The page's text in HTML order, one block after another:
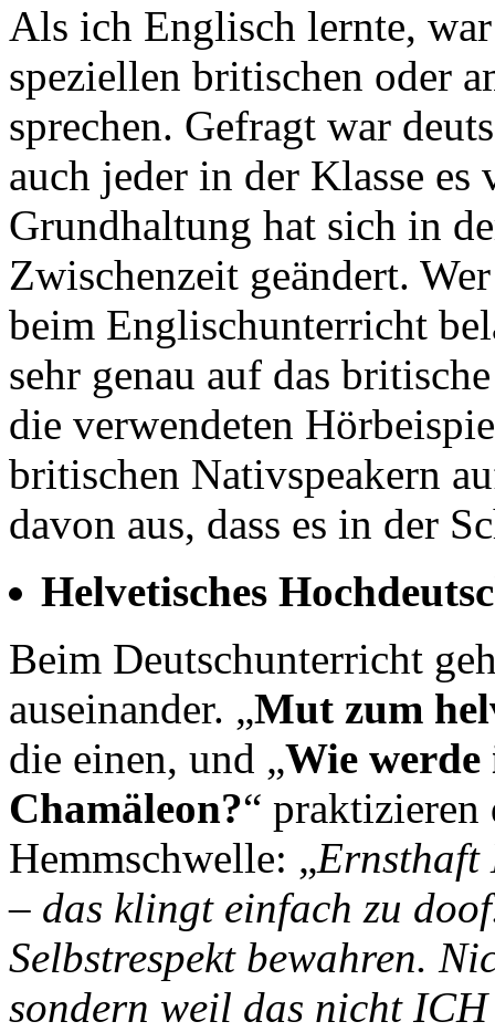
Als ich Englisch lernte,
speziellen britischen oder
sprechen. Gefragt war
auch jeder in der Klasse es
Grundhaltung hat sich in
Zwischenzeit geändert.
beim Englischunterricht
sehr genau auf das
die verwendeten
britischen Nativspeakern
davon aus, dass es in der
Helvetisches
Beim Deutschunterricht
auseinander. „Mut zum
die einen, und „Wie
Chamäleon?“ praktizieren
Hemmschwelle: „Ernsthaft
– das klingt einfach zu
Selbstrespekt bewahren.
sondern weil das nicht